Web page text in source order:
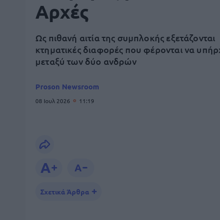
Αρχές
Ως πιθανή αιτία της συμπλοκής εξετάζονται
κτηματικές διαφορές που φέρονται να
μεταξύ των δύο ανδρών
Proson Newsroom
08 Ιουλ 2026 11:19
Σχετικά Άρθρα